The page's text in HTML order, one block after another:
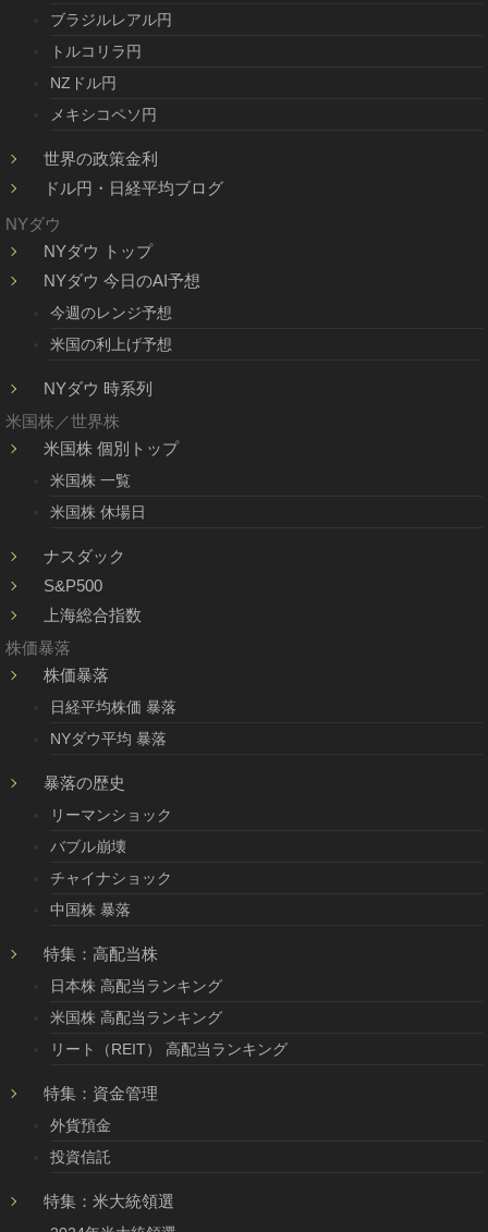
ブラジルレアル円
トルコリラ円
NZドル円
メキシコペソ円
世界の政策金利
ドル円・日経平均ブログ
NYダウ
NYダウ トップ
NYダウ 今日のAI予想
今週のレンジ予想
米国の利上げ予想
NYダウ 時系列
米国株／世界株
米国株 個別トップ
米国株 一覧
米国株 休場日
ナスダック
S&P500
上海総合指数
株価暴落
株価暴落
日経平均株価 暴落
NYダウ平均 暴落
暴落の歴史
リーマンショック
バブル崩壊
チャイナショック
中国株 暴落
特集：高配当株
日本株 高配当ランキング
米国株 高配当ランキング
リート（REIT） 高配当ランキング
特集：資金管理
外貨預金
投資信託
特集：米大統領選